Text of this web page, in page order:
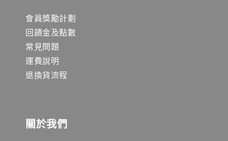
會員獎勵計劃
回饋金及點數
常見問題
運費說明
退換貨流程
關於我們